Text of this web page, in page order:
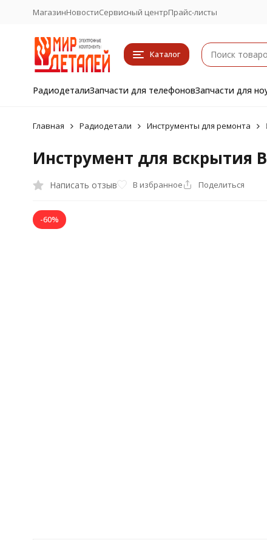
МагазинНовостиСервисный центрПрайс-листы
Каталог
РадиодеталиЗапчасти для телефоновЗапчасти для
Главная Радиодетали Инструменты для ремонта
Инструмент для вскрытия
Написать отзыв В избранное Поделиться
-60%